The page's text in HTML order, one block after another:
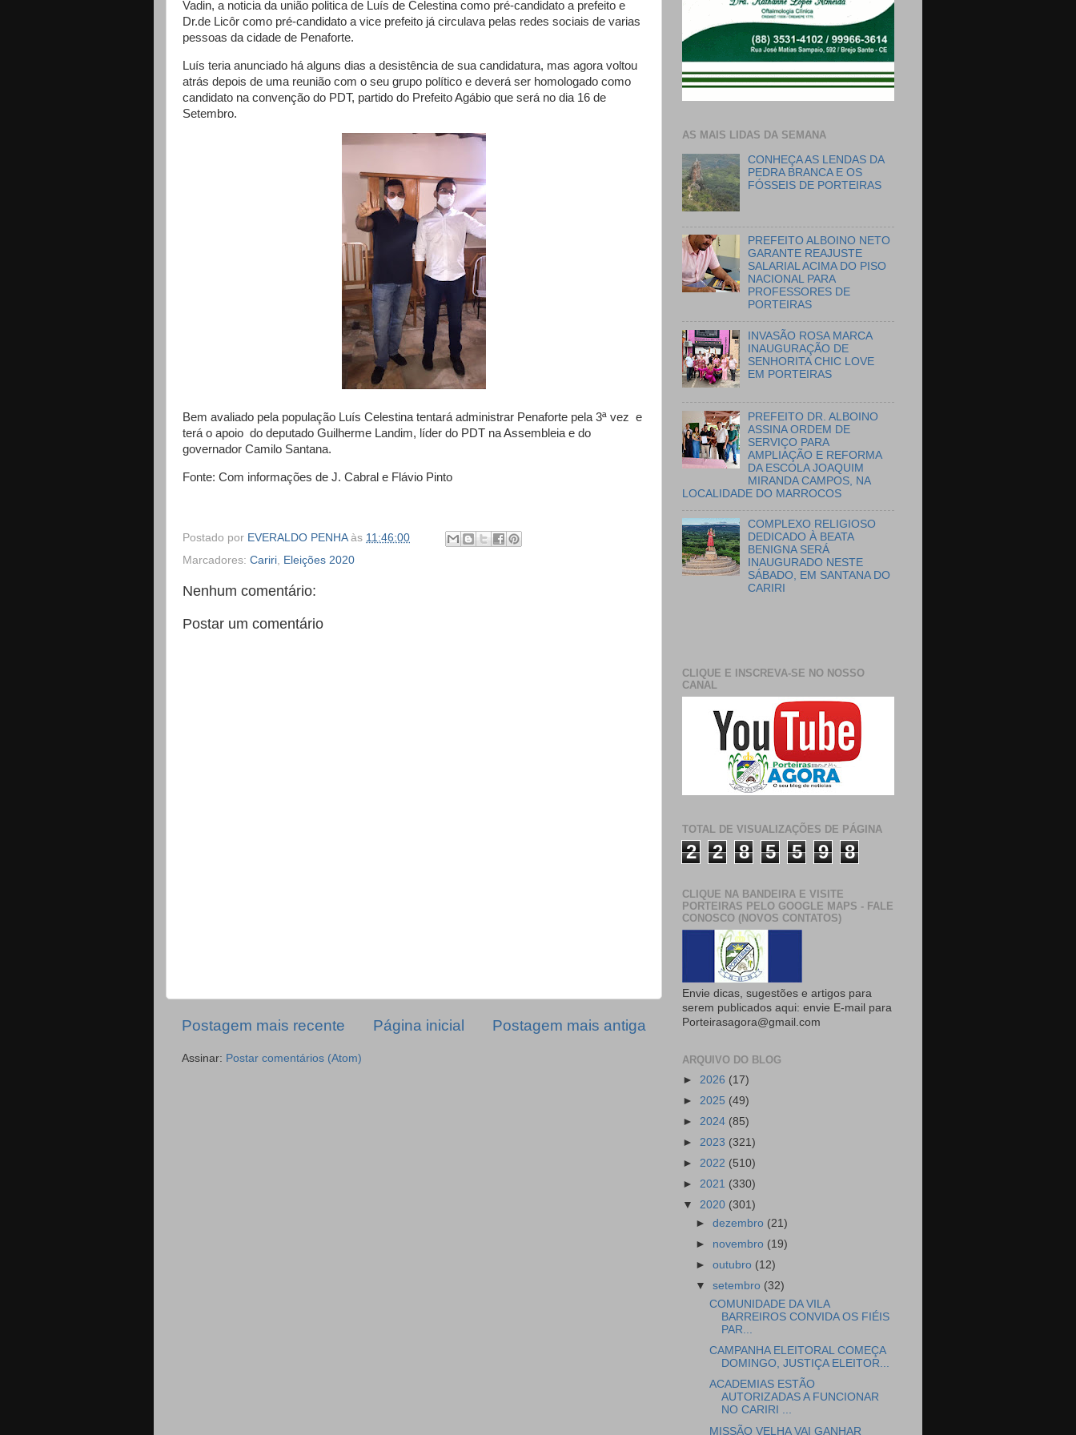
Vadin, a noticia da união politica de Luís de Celestina como pré-candidato a prefeito e
Dr.de Licôr como pré-candidato a vice prefeito já circulava pelas redes sociais de varias
pessoas da cidade de Penaforte.
Luís teria anunciado há alguns dias a desistência de sua candidatura, mas agora voltou
atrás depois de uma reunião com o seu grupo político e deverá ser homologado como
candidato na convenção do PDT, partido do Prefeito Agábio que será no dia 16 de
Setembro.
Bem avaliado pela população Luís Celestina tentará administrar Penaforte pela 3ª vez e
terá o apoio do deputado Guilherme Landim, líder do PDT na Assembleia e do
governador Camilo Santana.
Fonte: Com informações de J. Cabral e Flávio Pinto
Postado por EVERALDO PENHA às 11:46:00
Marcadores: Cariri Eleições 2020
Nenhum comentário:
Postar um comentário
Postagem mais recente Postagem mais antiga
Página inicial
Assinar: Postar comentários (Atom)
AS MAIS LIDAS DA SEMANA
CONHEÇA AS LENDAS DA
PEDRA BRANCA E OS
FÓSSEIS DE PORTEIRAS
PREFEITO ALBOINO NETO
GARANTE REAJUSTE
SALARIAL ACIMA DO PISO
NACIONAL PARA
PROFESSORES DE
PORTEIRAS
INVASÃO ROSA MARCA
INAUGURAÇÃO DE
SENHORITA CHIC LOVE
EM PORTEIRAS
PREFEITO DR. ALBOINO
ASSINA ORDEM DE
SERVIÇO PARA
AMPLIAÇÃO E REFORMA
DA ESCOLA JOAQUIM
MIRANDA CAMPOS, NA
LOCALIDADE DO MARROCOS
COMPLEXO RELIGIOSO
DEDICADO À BEATA
BENIGNA SERÁ
INAUGURADO NESTE
SÁBADO, EM SANTANA DO
CARIRI
CLIQUE E INSCREVA-SE NO NOSSO
CANAL
TOTAL DE VISUALIZAÇÕES DE PÁGINA
2 2 8 5 5 9 8
CLIQUE NA BANDEIRA E VISITE
PORTEIRAS PELO GOOGLE MAPS - FALE
CONOSCO (NOVOS CONTATOS)
Envie dicas, sugestões e artigos para
serem publicados aqui: envie E-mail para
Porteirasagora@gmail.com
ARQUIVO DO BLOG
► 2026 (17)
► 2025 (49)
► 2024 (85)
► 2023 (321)
► 2022 (510)
► 2021 (330)
▼ 2020 (301)
►dezembro (21)
► novembro (19)
►outubro (12)
▼setembro (32)
COMUNIDADE DA VILA
BARREIROS CONVIDA OS FIÉIS
PAR...
CAMPANHA ELEITORAL COMEÇA
DOMINGO, JUSTIÇA ELEITOR...
ACADEMIAS ESTÃO
AUTORIZADAS A FUNCIONAR
NO CARIRI ...
MISSÃO VELHA VAI GANHAR